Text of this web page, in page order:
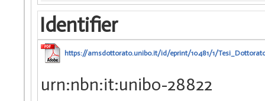
Identifier
https://amsdottorato.unibo.it/id/eprint/10481/1/
urn:nbn:it:unibo-28822